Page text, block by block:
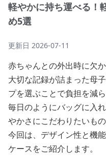
軽やかに持ち運べる！
め5選
更新日 2026-07-11
赤ちゃんとの外出時に欠か
大切な記録が詰まった母
プを選ぶことで負担を減ら
毎日のようにバッグに入
やかさにこだわりたいもの
今回は、デザイン性と機
ケースをご紹介します。